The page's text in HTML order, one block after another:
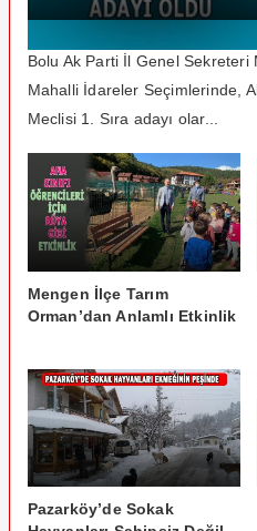
Bolu Ak Parti İl Genel
Mahalli İdareler Seçimlerinde,
Meclisi 1. Sıra adayı olar...
Mengen İlçe Tarım
Orman’dan Anlamlı Etkinlik
Pazarköy’de Sokak